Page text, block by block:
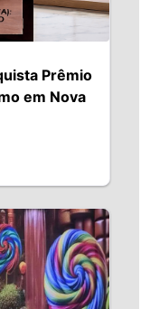
Prêmio
em Nova